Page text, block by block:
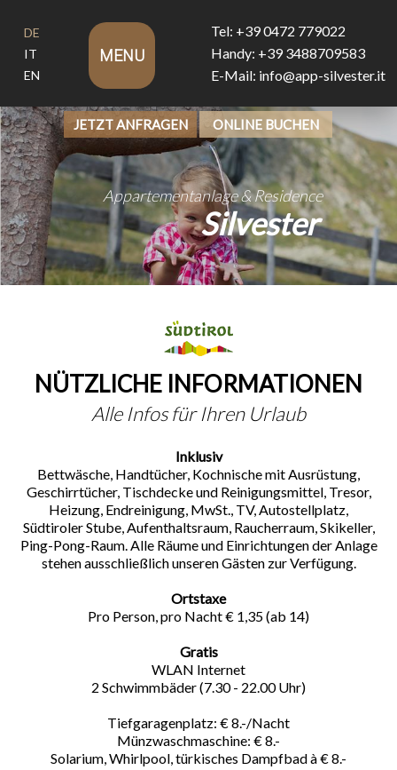
DE
IT
EN
MENU
JETZT ANFRAGEN ONLINE BUCHEN
Tel: +39 0472 779022
Handy: +39 3488709583
E-Mail: info@app-silvester.it
Appartementanlage & Residence
Silvester
NÜTZLICHE INFORMATIONEN
Alle Infos für Ihren Urlaub
Inklusiv
Bettwäsche, Handtücher, Kochnische mit Ausrüstung,
Geschirrtücher, Tischdecke und Reinigungsmittel, Tresor,
Heizung, Endreinigung, MwSt., TV, Autostellplatz,
Südtiroler Stube, Aufenthaltsraum, Raucherraum, Skikeller,
Ping-Pong-Raum. Alle Räume und Einrichtungen der Anlage
stehen ausschließlich unseren Gästen zur Verfügung.
Ortstaxe
Pro Person, pro Nacht € 1,35 (ab 14)
Gratis
WLAN Internet
2 Schwimmbäder (7.30 - 22.00 Uhr)
Tiefgaragenplatz: € 8.-/Nacht
Münzwaschmaschine: € 8.-
Solarium, Whirlpool, türkisches Dampfbad à € 8.-